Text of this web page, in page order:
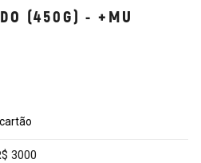
(450G) - +MU
3000